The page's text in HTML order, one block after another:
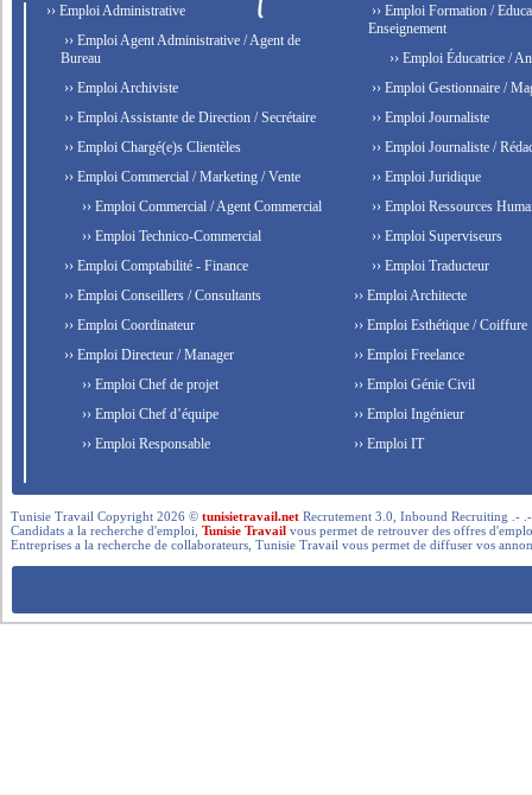
›› Emploi Administrative
›› Emploi Agent Administrative / Agent de
Bureau
›› Emploi Archiviste
›› Emploi Assistante de Direction / Secrétaire
›› Emploi Chargé(e)s Clientèles
›› Emploi Commercial / Marketing / Vente
›› Emploi Commercial / Agent Commercial
›› Emploi Technico-Commercial
›› Emploi Comptabilité - Finance
›› Emploi Conseillers / Consultants
›› Emploi Coordinateur
›› Emploi Directeur / Manager
›› Emploi Chef de projet
›› Emploi Chef d’équipe
›› Emploi Responsable
›› Emploi Formation /
Enseignement
›› Emploi Éducatrice /
›› Emploi Gestionnaire /
›› Emploi Journaliste
›› Emploi Journaliste /
›› Emploi Juridique
›› Emploi Ressources
›› Emploi Superviseurs
›› Emploi Traducteur
›› Emploi Architecte
›› Emploi Esthétique / Coiffure
›› Emploi Freelance
›› Emploi Génie Civil
›› Emploi Ingénieur
›› Emploi IT
Tunisie Travail Copyright 2026 ©tunisietravail.net Recrutement 3.0, Inbound Recruiting .-
Candidats a la recherche d'emploi,Tunisie Travail vous permet de retrouver des offres
Entreprises a la recherche de collaborateurs, Tunisie Travail vous permet de diffuser vos